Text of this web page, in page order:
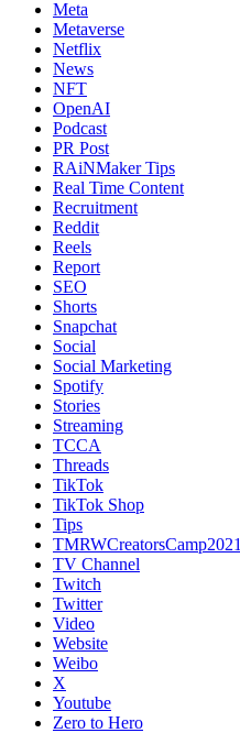
Meta
Metaverse
Netflix
News
NFT
OpenAI
Podcast
PR Post
RAiNMaker Tips
Real Time Content
Recruitment
Reddit
Reels
Report
SEO
Shorts
Snapchat
Social
Social Marketing
Spotify
Stories
Streaming
TCCA
Threads
TikTok
TikTok Shop
Tips
TMRWCreatorsCamp2021
TV Channel
Twitch
Twitter
Video
Website
Weibo
X
Youtube
Zero to Hero